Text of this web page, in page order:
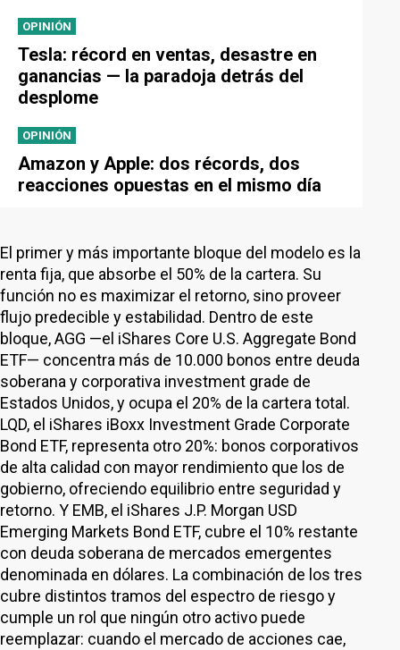
OPINIÓN
Tesla: récord en ventas, desastre en
ganancias — la paradoja detrás del
desplome
OPINIÓN
Amazon y Apple: dos récords, dos
reacciones opuestas en el mismo día
El primer y más importante bloque del modelo es la
renta fija, que absorbe el 50% de la cartera. Su
función no es maximizar el retorno, sino proveer
flujo predecible y estabilidad. Dentro de este
bloque, AGG —el iShares Core U.S. Aggregate Bond
ETF— concentra más de 10.000 bonos entre deuda
soberana y corporativa investment grade de
Estados Unidos, y ocupa el 20% de la cartera total.
LQD, el iShares iBoxx Investment Grade Corporate
Bond ETF, representa otro 20%: bonos corporativos
de alta calidad con mayor rendimiento que los de
gobierno, ofreciendo equilibrio entre seguridad y
retorno. Y EMB, el iShares J.P. Morgan USD
Emerging Markets Bond ETF, cubre el 10% restante
con deuda soberana de mercados emergentes
denominada en dólares. La combinación de los tres
cubre distintos tramos del espectro de riesgo y
cumple un rol que ningún otro activo puede
reemplazar: cuando el mercado de acciones cae,